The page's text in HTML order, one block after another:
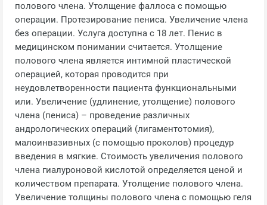
полового члена. Утолщение фаллоса с помощью
операции. Протезирование пениса. Увеличение члена
без операции. Услуга доступна с 18 лет. Пенис в
медицинском понимании считается. Утолщение
полового члена является интимной пластической
операцией, которая проводится при
неудовлетворенности пациента функциональными
или. Увеличение (удлинение, утолщение) полового
члена (пениса) – проведение различных
андрологических операций (лигаментотомия),
малоинвазивных (с помощью проколов) процедур
введения в мягкие. Стоимость увеличения полового
члена гиалуроновой кислотой определяется ценой и
количеством препарата. Утолщение полового члена.
Увеличение толщины полового члена с помощью геля